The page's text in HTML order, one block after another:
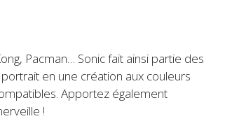
Pacman… Sonic fait ainsi partie des
en une création aux couleurs
Apportez également
!